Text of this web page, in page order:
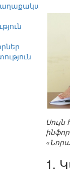
1.